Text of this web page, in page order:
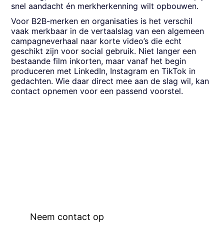
snel aandacht én merkherkenning wilt opbouwen.
Voor B2B-merken en organisaties is het verschil
vaak merkbaar in de vertaalslag van een algemeen
campagneverhaal naar korte video’s die echt
geschikt zijn voor social gebruik. Niet langer een
bestaande film inkorten, maar vanaf het begin
produceren met LinkedIn, Instagram en TikTok in
gedachten. Wie daar direct mee aan de slag wil, kan
contact opnemen voor een passend voorstel.
Neem contact op